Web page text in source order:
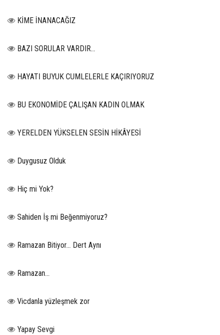
KİME İNANACAĞIZ
BAZI SORULAR VARDIR…
HAYATI BUYUK CUMLELERLE KAÇIRIYORUZ
BU EKONOMİDE ÇALIŞAN KADIN OLMAK
YERELDEN YÜKSELEN SESİN HİKÂYESİ
Duygusuz Olduk
Hiç mi Yok?
Sahiden İş mi Beğenmiyoruz?
Ramazan Bitiyor… Dert Aynı
Ramazan…
Vicdanla yüzleşmek zor
Yapay Sevgi